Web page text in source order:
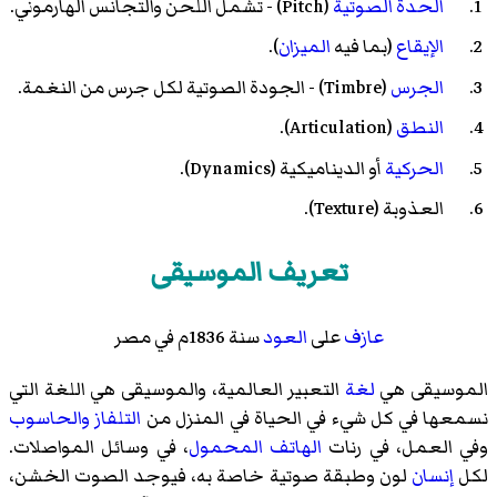
الحدة الصوتية(Pitch) - تشمل اللحن والتجانس الهارموني.
الإيقاع(بما فيهالميزان).
الجرس(Timbre) - الجودة الصوتية لكل جرس من النغمة.
النطق(
Articulation
).
الحركيةأو الديناميكية (Dynamics
).
العذوبة (Texture
).
تعريف الموسيقى
عازفعلىالعودسنة 1836م في مصر
الموسيقى هي لغة التعبير العالمية، والموسيقى هي اللغة التي
نسمعها في كل شيء في الحياة في المنزل من التلفاز والحاسوب
وفي العمل، في رنات الهاتف المحمول، في وسائل المواصلات.
لكلإنسان لون وطبقة صوتية خاصة به، فيوجد الصوت الخشن،